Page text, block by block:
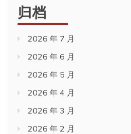
归档
2026 年 7 月
2026 年 6 月
2026 年 5 月
2026 年 4 月
2026 年 3 月
2026 年 2 月